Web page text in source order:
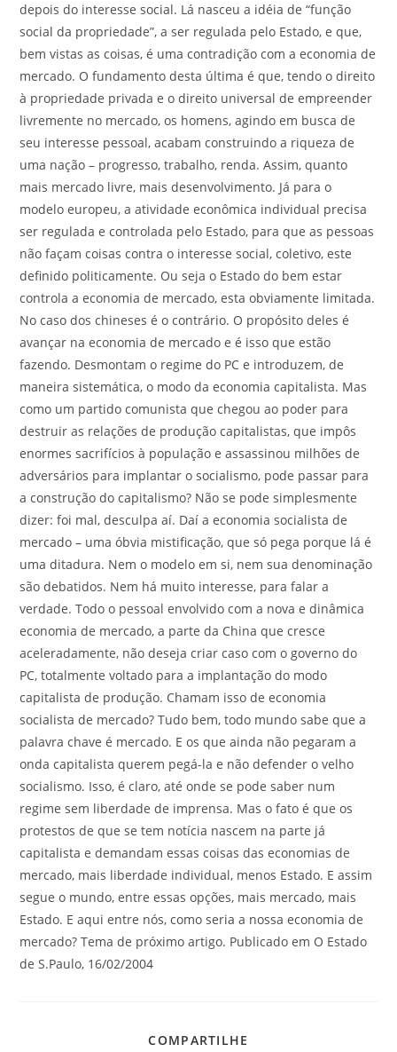
depois do interesse social. Lá nasceu a idéia de “função
social da propriedade”, a ser regulada pelo Estado, e que,
bem vistas as coisas, é uma contradição com a economia de
mercado. O fundamento desta última é que, tendo o direito
à propriedade privada e o direito universal de empreender
livremente no mercado, os homens, agindo em busca de
seu interesse pessoal, acabam construindo a riqueza de
uma nação – progresso, trabalho, renda. Assim, quanto
mais mercado livre, mais desenvolvimento. Já para o
modelo europeu, a atividade econômica individual precisa
ser regulada e controlada pelo Estado, para que as pessoas
não façam coisas contra o interesse social, coletivo, este
definido politicamente. Ou seja o Estado do bem estar
controla a economia de mercado, esta obviamente limitada.
No caso dos chineses é o contrário. O propósito deles é
avançar na economia de mercado e é isso que estão
fazendo. Desmontam o regime do PC e introduzem, de
maneira sistemática, o modo da economia capitalista. Mas
como um partido comunista que chegou ao poder para
destruir as relações de produção capitalistas, que impôs
enormes sacrifícios à população e assassinou milhões de
adversários para implantar o socialismo, pode passar para
a construção do capitalismo? Não se pode simplesmente
dizer: foi mal, desculpa aí. Daí a economia socialista de
mercado – uma óbvia mistificação, que só pega porque lá é
uma ditadura. Nem o modelo em si, nem sua denominação
são debatidos. Nem há muito interesse, para falar a
verdade. Todo o pessoal envolvido com a nova e dinâmica
economia de mercado, a parte da China que cresce
aceleradamente, não deseja criar caso com o governo do
PC, totalmente voltado para a implantação do modo
capitalista de produção. Chamam isso de economia
socialista de mercado? Tudo bem, todo mundo sabe que a
palavra chave é mercado. E os que ainda não pegaram a
onda capitalista querem pegá-la e não defender o velho
socialismo. Isso, é claro, até onde se pode saber num
regime sem liberdade de imprensa. Mas o fato é que os
protestos de que se tem notícia nascem na parte já
capitalista e demandam essas coisas das economias de
mercado, mais liberdade individual, menos Estado. E assim
segue o mundo, entre essas opções, mais mercado, mais
Estado. E aqui entre nós, como seria a nossa economia de
mercado? Tema de próximo artigo. Publicado em O Estado
de S.Paulo, 16/02/2004
COMPARTILHE